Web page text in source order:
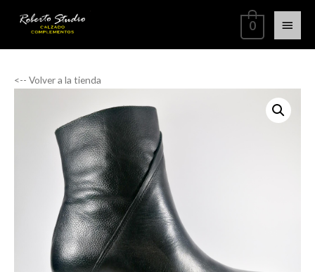
0
<-- Volver a la tienda